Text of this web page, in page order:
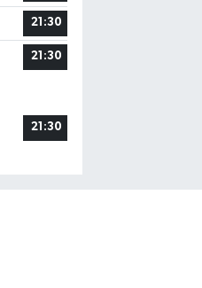
21:30
21:30
21:30